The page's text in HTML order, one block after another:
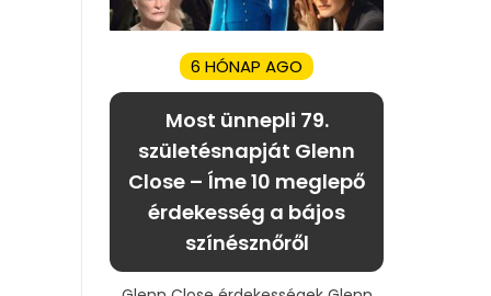
6 HÓNAP AGO
Most ünnepli 79.
születésnapját Glenn
Close – Íme 10 meglepő
érdekesség a bájos
színésznőről